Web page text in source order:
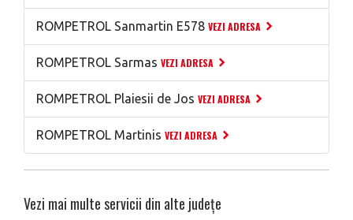
ROMPETROL Sanmartin E578 VEZI ADRESA
ROMPETROL Sarmas VEZI ADRESA
ROMPETROL Plaiesii de Jos VEZI ADRESA
ROMPETROL Martinis VEZI ADRESA
Vezi mai multe servicii din alte județe